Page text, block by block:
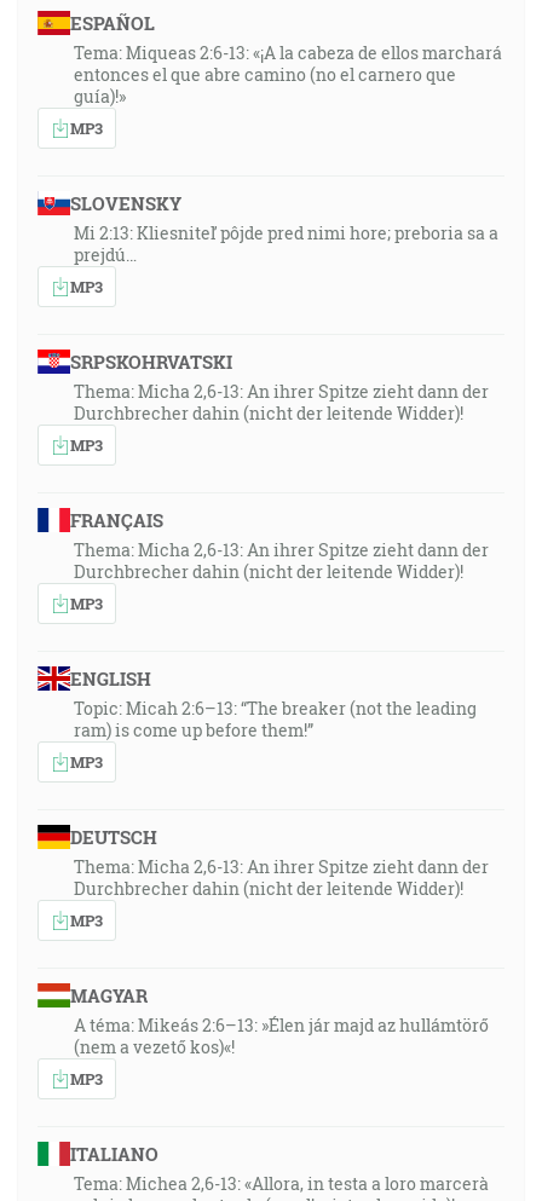
ESPAÑOL
Tema: Miqueas 2:6-13: «¡A la cabeza de ellos marchará
entonces el que abre camino (no el carnero que
guía)!»
MP3
SLOVENSKY
Mi 2:13: Kliesniteľ pôjde pred nimi hore; preboria sa a
prejdú…
MP3
SRPSKOHRVATSKI
Thema: Micha 2,6-13: An ihrer Spitze zieht dann der
Durchbrecher dahin (nicht der leitende Widder)!
MP3
FRANÇAIS
Thema: Micha 2,6-13: An ihrer Spitze zieht dann der
Durchbrecher dahin (nicht der leitende Widder)!
MP3
ENGLISH
Topic: Micah 2:6–13: “The breaker (not the leading
ram) is come up before them!”
MP3
DEUTSCH
Thema: Micha 2,6-13: An ihrer Spitze zieht dann der
Durchbrecher dahin (nicht der leitende Widder)!
MP3
MAGYAR
A téma: Mikeás 2:6–13: »Élen jár majd az hullámtörő
(nem a vezető kos)«!
MP3
ITALIANO
Tema: Michea 2,6-13: «Allora, in testa a loro marcerà